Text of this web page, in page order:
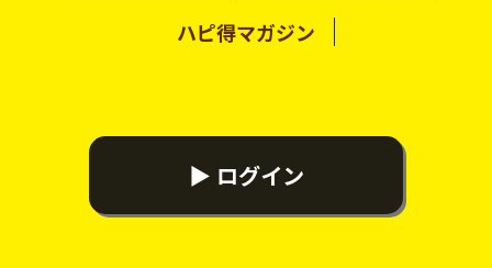
ハピ得マガジン
▶ ログイン